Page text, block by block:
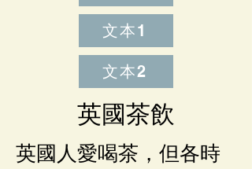
文本1
文本2
英國茶飲
英國人愛喝茶，但各時